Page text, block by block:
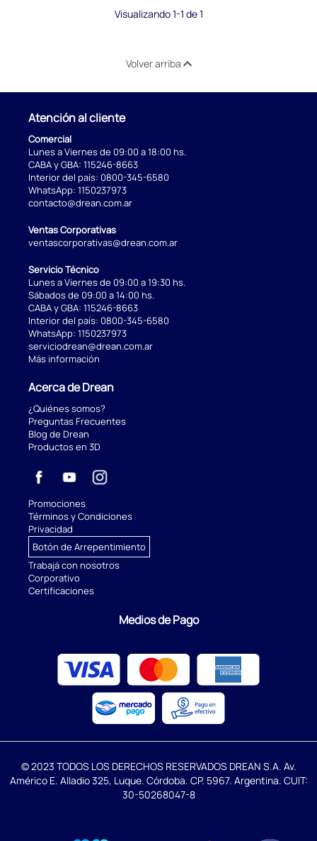
Visualizando 1-1 de 1
Volver arriba
Atención al cliente
Comercial
Lunes a Viernes de 09:00 a 18:00 hs.
CABA y GBA: 115246-8663
Interior del país: 0800-345-6580
WhatsApp: 1150237973
contacto@drean.com.ar
Ventas Corporativas
ventascorporativas@drean.com.ar
Servicio Técnico
Lunes a Viernes de 09:00 a 19:30 hs.
Sábados de 09:00 a 14:00 hs.
CABA y GBA: 115246-8663
Interior del país: 0800-345-6580
WhatsApp: 1150237973
serviciodrean@drean.com.ar
Más información
Acerca de Drean
¿Quiénes somos?
Preguntas Frecuentes
Blog de Drean
Productos en 3D
Promociones
Términos y Condiciones
Privacidad
Botón de Arrepentimiento
Trabajá con nosotros
Corporativo
Certificaciones
Medios de Pago
© 2023 TODOS LOS DERECHOS RESERVADOS DREAN S.A. Av.
Américo E. Alladio 325, Luque. Córdoba. CP. 5967. Argentina. CUIT:
30-50268047-8